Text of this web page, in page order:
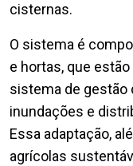
cisternas.
O sistema é
e hortas, que
sistema de gestão
inundações e
Essa adaptação,
agrícolas